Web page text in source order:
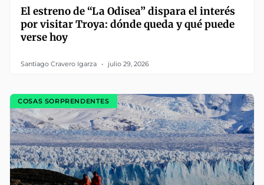
El estreno de “La Odisea” dispara el interés
por visitar Troya: dónde queda y qué puede
verse hoy
Santiago Cravero Igarza julio 29, 2026
COSAS SORPRENDENTES